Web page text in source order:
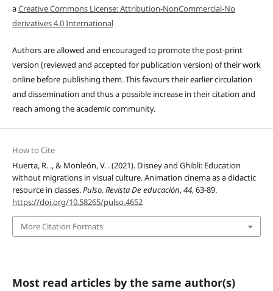
aCreative Commons License: Attribution-NonCommercial-No
derivatives 4.0 International
Authors are allowed and encouraged to promote the post-print
version (reviewed and accepted for publication version) of their work
online before publishing them. This favours their earlier circulation
and dissemination and thus a possible increase in their citation and
reach among the academic community.
How to Cite
Huerta, R. ., & Monleón, V. . (2021). Disney and Ghibli: Education
without migrations in visual culture. Animation cinema as a didactic
resource in classes.Pulso. Revista De educación,44, 63-89.
https://doi.org/10.58265/pulso.4652
More Citation Formats
Most read articles by the same author(s)